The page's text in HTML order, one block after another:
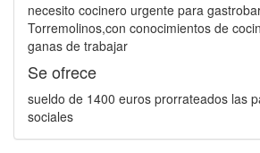
necesito cocinero urgente para
Torremolinos,con conocimientos de
ganas de trabajar
Se ofrece
sueldo de 1400 euros prorrateados las
sociales